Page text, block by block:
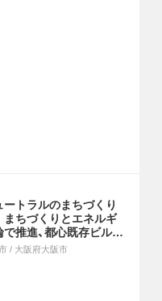
ートラルのまちづくり
まちづくりとエネルギ
推進、都心既存ビル群
ネ導入
/ 大阪府大阪市